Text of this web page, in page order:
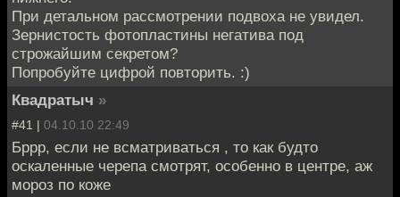
При детальном рассмотрении подвоха не увидел.
Зернистость фотопластины негатива под
строжайшим секретом?
Попробуйте цифрой повторить. :)
Квадратыч »
#41 | 04.10.10 22:49
Бррр, если не всматриваться , то как будто
оскаленные черепа смотрят, особенно в центре, аж
мороз по коже